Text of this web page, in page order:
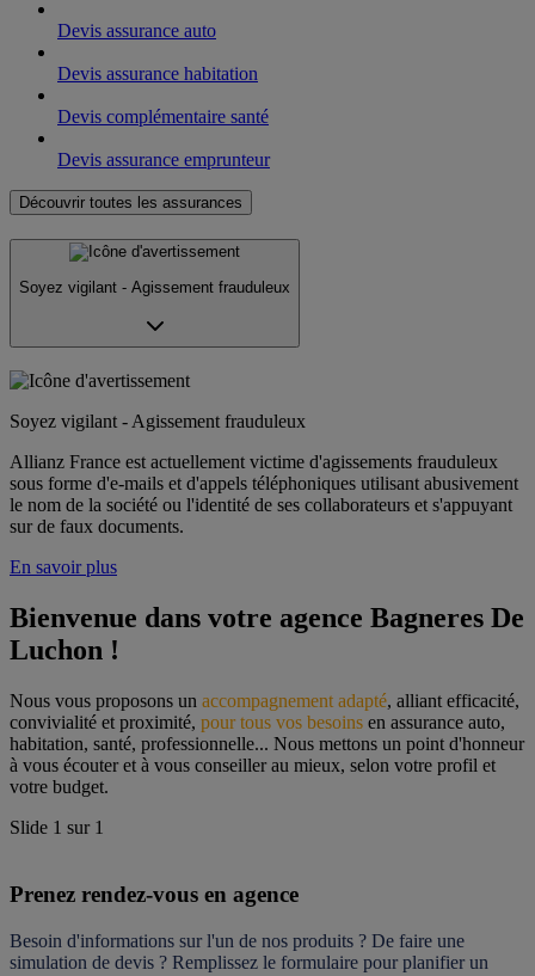
Devis assurance auto
Devis assurance habitation
Devis complémentaire santé
Devis assurance emprunteur
Découvrir toutes les assurances
Soyez vigilant - Agissement frauduleux
Soyez vigilant - Agissement frauduleux
Allianz France est actuellement victime d'agissements frauduleux
sous forme d'e-mails et d'appels téléphoniques utilisant abusivement
le nom de la société ou l'identité de ses collaborateurs et s'appuyant
sur de faux documents.
En savoir plus
Bienvenue dans votre agence Bagneres De
Luchon !
Nous vous proposons un accompagnement adapté, alliant efficacité,
convivialité et proximité, pour tous vos besoins en assurance auto,
habitation, santé, professionnelle... Nous mettons un point d'honneur
à vous écouter et à vous conseiller au mieux, selon votre profil et
votre budget.
Slide 1 sur 1
Prenez rendez-vous en agence
Besoin d'informations sur l'un de nos produits ? De faire une
simulation de devis ? Remplissez le formulaire pour planifier un